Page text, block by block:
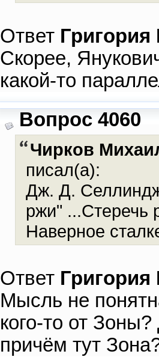
Ответ
Скорее,
какой-то
Вопрос 4060
Чирков
писал(а):
Дж. Д.
ржи" ...Стеречь
Наверное
Ответ
Мысль не
кого-то от
причём тут